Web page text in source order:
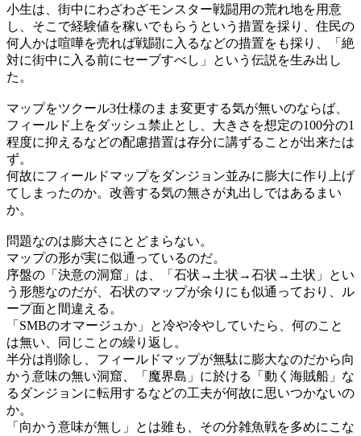
小生は、街中にわざわざモンスター戦闘用の荒れ地を用意
し、そこで経験値を稼いでもらうという措置を採り、住民の
何人かは喧嘩を売れば戦闘に入るなどの措置をも採り、「絶
対に街中に入る前にセーブすべし」という伝説を生み出し
た。
マップをツクール3仕様のまま変更する気が無いのならば、
フィールド上をダッシュ禁止とし、大きさを想定の100分の1
程度に抑えるなどの配慮措置は存分に講ずることが出来たは
ず。
何故にフィールドマップをダンジョン並みに膨大に作り上げ
てしまったのか。改善する気の無さが丸出しではあるまい
か。
問題なのは膨大さにとどまらない。
マップの形が実に似通っているのだ。
序盤の「決意の洞窟」は、「石状→土状→石状→土状」とい
う形態なのだが、石状のマップが余りにも似通っており、ル
ープ面と間違える。
「SMBのオマージュか」と冷や冷やしていたら、何のこと
は無い、同じことの繰り返し。
半分は削除し、フィールドマップが無駄に膨大なのだから向
かう意味の無い洞窟、「魔界島」に於ける「動く海賊船」な
るダンジョンに転用するなどの工夫が何故に思いつかないの
か。
「向かう意味が無し」とは雖も、その分雑魚戦を多めにこな